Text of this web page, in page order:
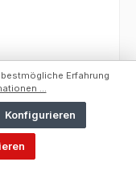
Erfahrung
...
Konfigurieren